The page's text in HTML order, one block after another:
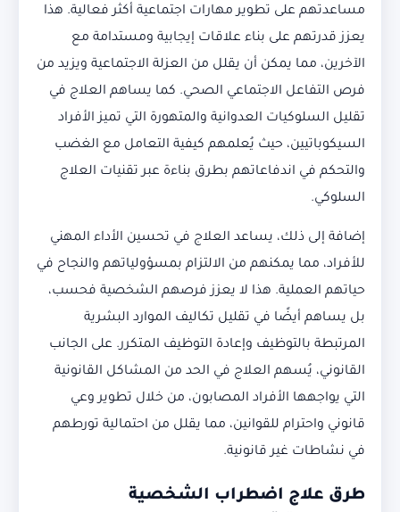
مساعدتهم على تطوير مهارات اجتماعية أكثر فعالية. هذا
يعزز قدرتهم على بناء علاقات إيجابية ومستدامة مع
الآخرين، مما يمكن أن يقلل من العزلة الاجتماعية ويزيد من
فرص التفاعل الاجتماعي الصحي. كما يساهم العلاج في
تقليل السلوكيات العدوانية والمتهورة التي تميز الأفراد
السيكوباتيين، حيث يُعلمهم كيفية التعامل مع الغضب
والتحكم في اندفاعاتهم بطرق بناءة عبر تقنيات العلاج
السلوكي.
إضافة إلى ذلك، يساعد العلاج في تحسين الأداء المهني
للأفراد، مما يمكنهم من الالتزام بمسؤولياتهم والنجاح في
حياتهم العملية. هذا لا يعزز فرصهم الشخصية فحسب،
بل يساهم أيضًا في تقليل تكاليف الموارد البشرية
المرتبطة بالتوظيف وإعادة التوظيف المتكرر. على الجانب
القانوني، يُسهم العلاج في الحد من المشاكل القانونية
التي يواجهها الأفراد المصابون، من خلال تطوير وعي
قانوني واحترام للقوانين، مما يقلل من احتمالية تورطهم
في نشاطات غير قانونية.
طرق علاج اضطراب الشخصية